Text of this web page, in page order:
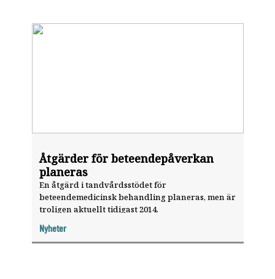
Åtgärder för beteendepåverkan
planeras
En åtgärd i tandvårdsstödet för
beteendemedicinsk behandling planeras, men är
troligen aktuellt tidigast 2014.
Nyheter